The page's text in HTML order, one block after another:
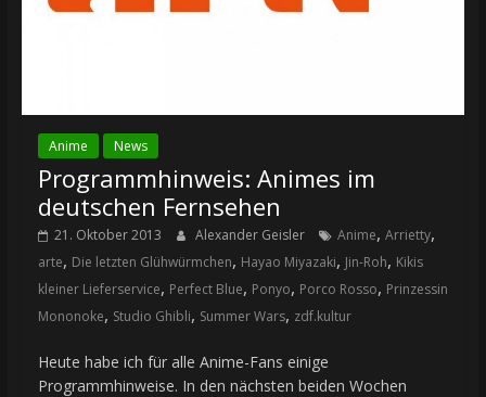
Anime News
Programmhinweis: Animes im
deutschen Fernsehen
21. Oktober 2013 Alexander Geisler Anime, Arrietty,
arte, Die letzten Glühwürmchen, Hayao Miyazaki, Jin-Roh, Kikis
kleiner Lieferservice, Perfect Blue, Ponyo, Porco Rosso, Prinzessin
Mononoke, Studio Ghibli, Summer Wars, zdf.kultur
Heute habe ich für alle Anime-Fans einige
Programmhinweise. In den nächsten beiden Wochen